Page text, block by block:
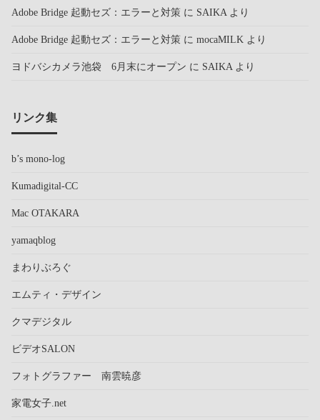
Adobe Bridge 起動セズ：エラーと対策 に SAIKA より
Adobe Bridge 起動セズ：エラーと対策 に mocaMILK より
ヨドバシカメラ池袋 6月末にオープン に SAIKA より
リンク集
b’s mono-log
Kumadigital-CC
Mac OTAKARA
yamaqblog
まわりぶろぐ
エムティ・デザイン
クマデジタル
ビデオSALON
フォトグラファー 南雲暁彦
家電女子.net